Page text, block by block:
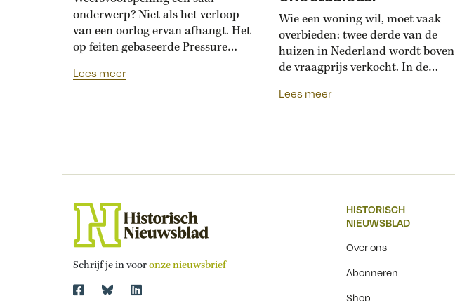
onderwerp? Niet als het verloop
van een oorlog ervan afhangt. Het
op feiten gebaseerde Pressure
tussen geallieerde meteorologen
maand eerder was gepland,
met elkaar...
Lees meer
Wie een woning wil, moet vaak
overbieden: twee derde van de
huizen in Nederland wordt boven
de vraagprijs verkocht. In de
ook last van overbiedingsgekte:
de vijftiende-eeuwse Italiaanse
huwelijksmarkt...
Lees meer
Schrijf je in vooronze nieuwsbrief
HISTORISCH
NIEUWSBLAD
Over ons
Abonneren
Shop